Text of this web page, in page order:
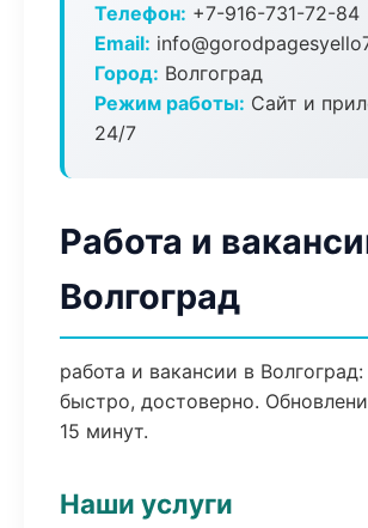
Телефон: +7-916-731-72-84
Email:
Город: Волгоград
Режим работы: Сайт и
24/7
Работа и
Волгоград
работа и вакансии в Волгоград:
быстро, достоверно.
15 минут.
Наши услуги